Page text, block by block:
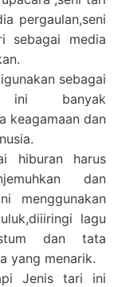
pergaulan,seni
sebagai media
sebagai
ini banyak
keagamaan dan
hiburan harus
dan
menggunakan
lagu
dan tata
yang menarik.
Jenis tari ini